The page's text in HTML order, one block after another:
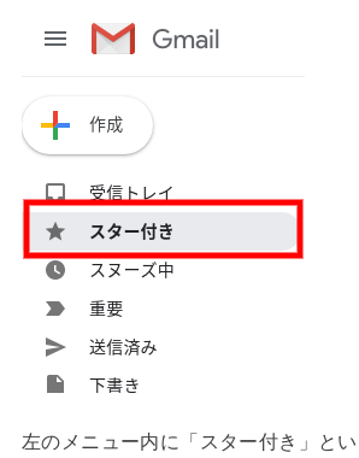
左のメニュー内に「スター付き」と